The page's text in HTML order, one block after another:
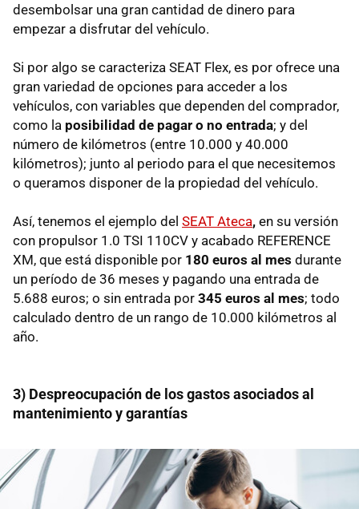
desembolsar una gran cantidad de dinero para
empezar a disfrutar del vehículo.
Si por algo se caracteriza SEAT Flex, es por ofrece una
gran variedad de opciones para acceder a los
vehículos, con variables que dependen del comprador,
como la posibilidad de pagar o no entrada; y del
número de kilómetros (entre 10.000 y 40.000
kilómetros); junto al periodo para el que necesitemos
o queramos disponer de la propiedad del vehículo.
Así, tenemos el ejemplo del SEAT Ateca, en su versión
con propulsor 1.0 TSI 110CV y acabado REFERENCE
XM, que está disponible por 180 euros al mes durante
un período de 36 meses y pagando una entrada de
5.688 euros; o sin entrada por 345 euros al mes; todo
calculado dentro de un rango de 10.000 kilómetros al
año.
3) Despreocupación de los gastos asociados al
mantenimiento y garantías